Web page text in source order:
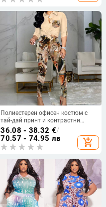
Полиестерен офисен костюм с
тай-дай принт и контрастни
шевове, градски и базов стил,
прави панталони, 3/4 ръкав
36.08 - 38.32 €/
70.57 - 74.95 лв
add_shopping_cart